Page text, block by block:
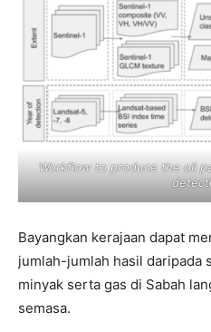
Workflow to produce the oil
Bayangkan kerajaan dapat
jumlah-jumlah hasil daripada
minyak serta gas di Sabah
semasa.